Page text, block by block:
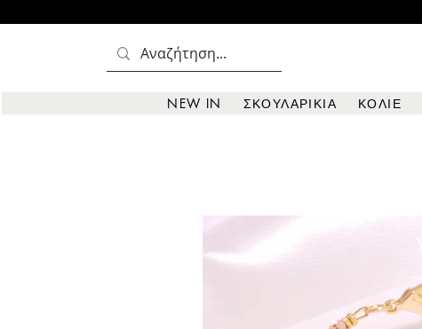
NEW IN ΣΚΟΥΛΑΡΙΚΙΑ ΚΟΛΙΕ